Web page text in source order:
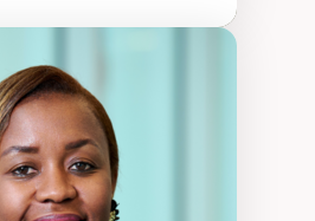
des théories de
du féminisme
aux sciences
des sciences/STIM dans une
de care
des